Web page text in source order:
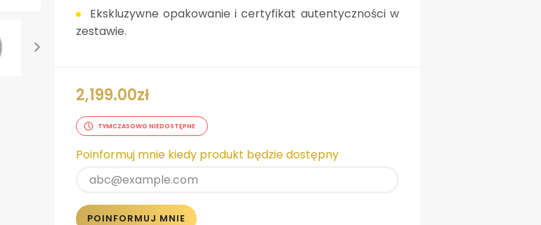
Ekskluzywne opakowanie i certyfikat autentyczności w
zestawie.
2,199.00zł
TYMCZASOWO NIEDOSTĘPNE
Poinformuj mnie kiedy produkt będzie dostępny
POINFORMUJ MNIE